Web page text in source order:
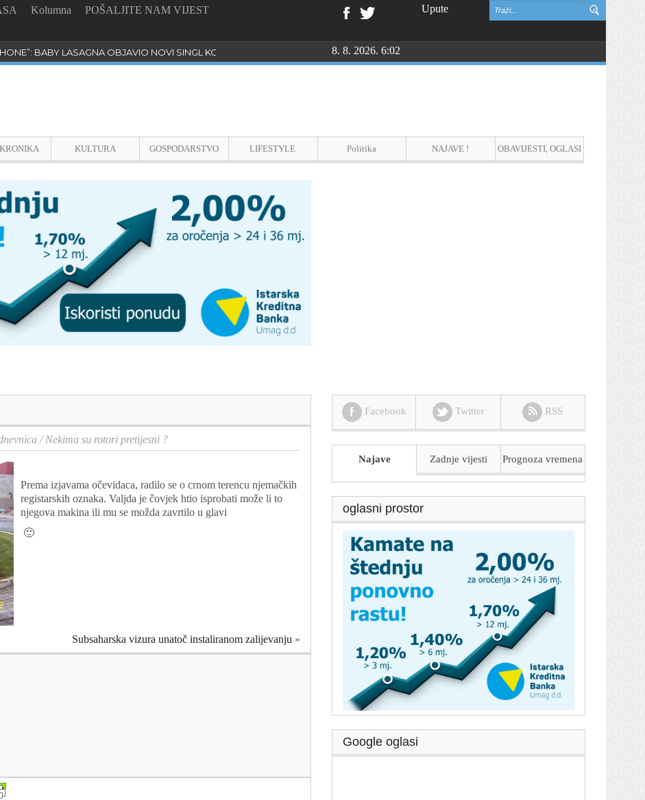
Kolumna
POŠALJITE NAM VIJEST
Upute
BABY LASAGNA OBJAVIO NOVI SINGL KOJI PROGOVARA O BULLYINGU8. 8. 2026. 6:02
KULTURA GOSPODARSTVO LIFESTYLE Politika NAJAVE ! OBAVIJESTI, OGLASI
/Nekima su rotori pretijesni ?
Prema izjavama očevidaca, radilo se o crnom terencu njemačkih
registarskih oznaka. Valjda je čovjek htio isprobati može li to
njegova makina ili mu se možda zavrtilo u glavi
🙂
Subsaharska vizura unatoč instaliranom zalijevanju »
Facebook Twitter RSS
Najave Zadnje vijesti Prognoza vremena
oglasni prostor
Google oglasi